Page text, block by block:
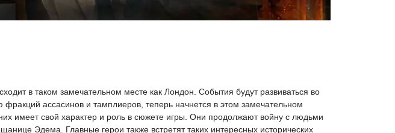
в таком замечательном месте как Лондон. События будут развиваться во
ассасинов и тамплиеров, теперь начнется в этом замечательном
имеет свой характер и роль в сюжете игры. Они продолжают войну с людьми
Эдема. Главные герои также встретят таких интересных исторических